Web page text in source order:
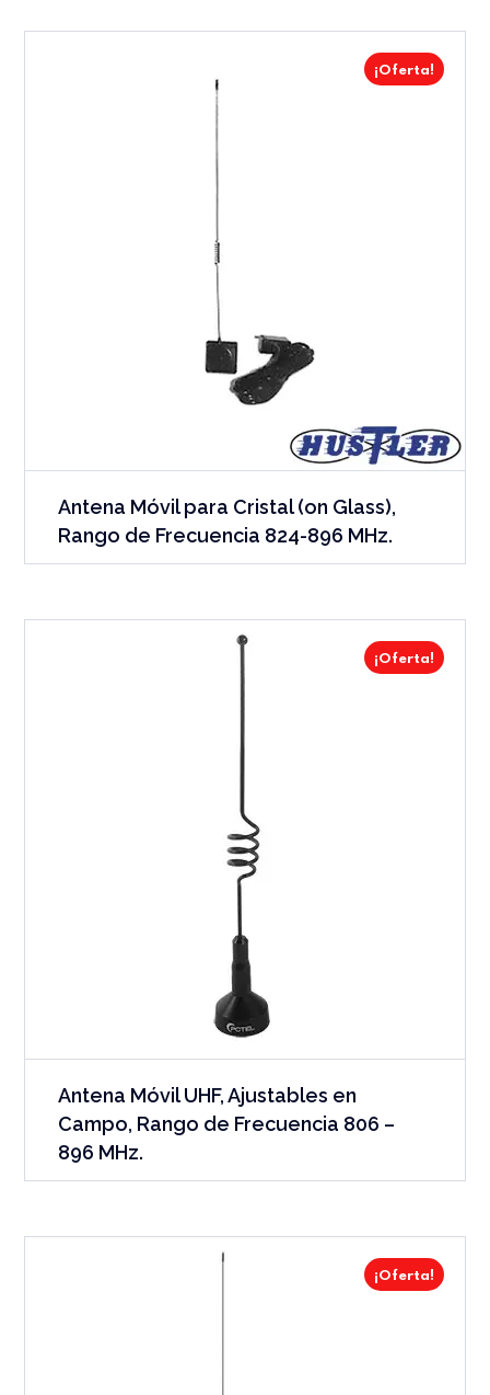
¡Oferta!
Antena Móvil para Cristal (on Glass),
Rango de Frecuencia 824-896 MHz.
¡Oferta!
Antena Móvil UHF, Ajustables en
Campo, Rango de Frecuencia 806 –
896 MHz.
¡Oferta!